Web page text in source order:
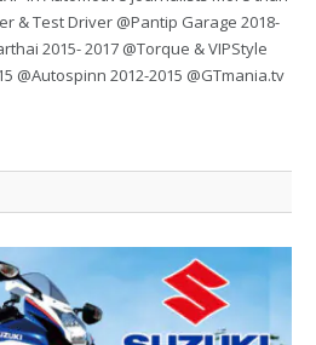
& Test Driver @Pantip Garage 2018-
2015- 2017 @Torque & VIPStyle
@Autospinn 2012-2015 @GTmania.tv